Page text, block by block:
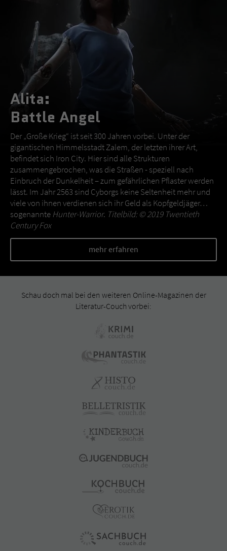
Alita:
Battle Angel
Der „Große Krieg“ ist seit 300 Jahren vorbei. Unter der
gigantischen Himmelsstadt Zalem, der letzten ihrer Art,
befindet sich Iron City. Hier sind alle Strukturen
zusammengebrochen, was die Straßen - speziell nach
Einbruch der Dunkelheit – zum gefährlichen Pflaster werden
lässt. Im Jahr 2563 sind Cyborgs keine Seltenheit mehr und
viele von ihnen verdienen sich ihr Geld als Kopfgeldjäger…
sogenannte Hunter-Warrior. Titelbild: © 2019 Twentieth
Century Fox
mehr erfahren
Schau doch mal bei den weiteren Online-Magazinen der
Literatur-Couch vorbei: